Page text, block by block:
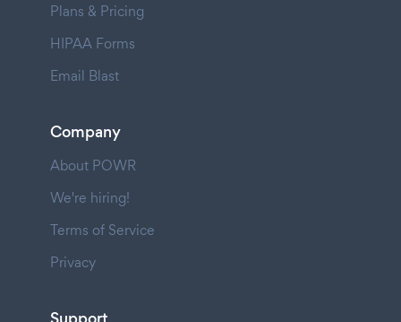
Plans & Pricing
HIPAA Forms
Email Blast
Company
About POWR
We're hiring!
Terms of Service
Privacy